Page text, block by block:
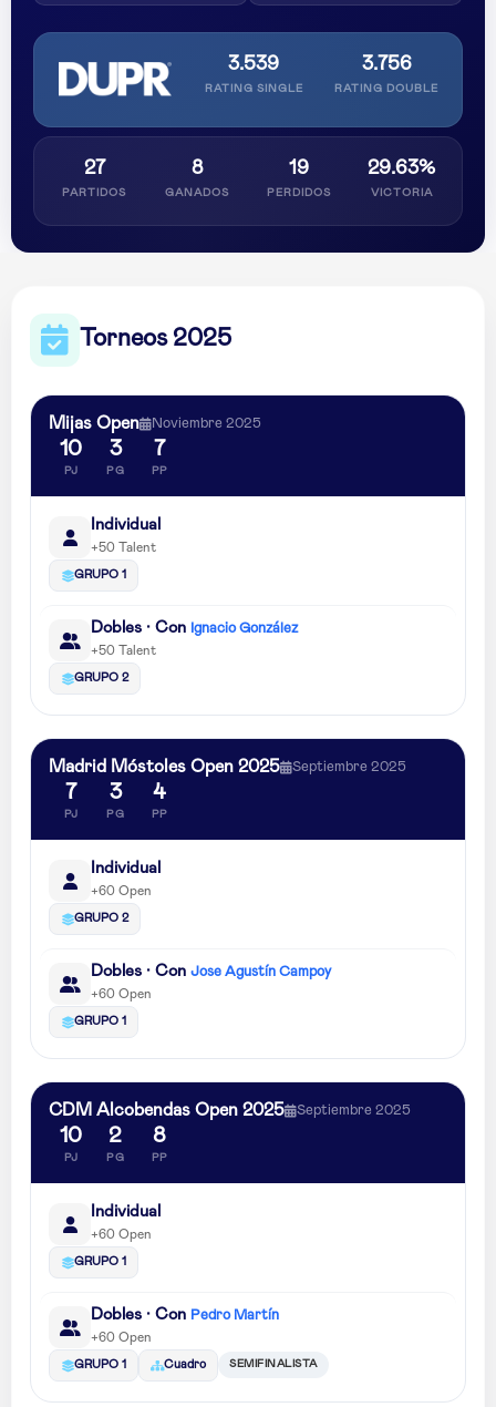
3.539
RATING SINGLE
3.756
RATING DOUBLE
27
PARTIDOS
8
GANADOS
19
PERDIDOS
29.63%
VICTORIA
Torneos 2025
Mijas Open Noviembre 2025
10
PJ
3
PG
7
PP
Individual
+50 Talent
GRUPO 1
Dobles · Con Ignacio González
+50 Talent
GRUPO 2
Madrid Móstoles Open 2025 Septiembre 2025
7
PJ
3
PG
4
PP
Individual
+60 Open
GRUPO 2
Dobles · Con Jose Agustín Campoy
+60 Open
GRUPO 1
CDM Alcobendas Open 2025 Septiembre 2025
10
PJ
2
PG
8
PP
Individual
+60 Open
GRUPO 1
Dobles · Con Pedro Martín
+60 Open
GRUPO 1 Cuadro SEMIFINALISTA